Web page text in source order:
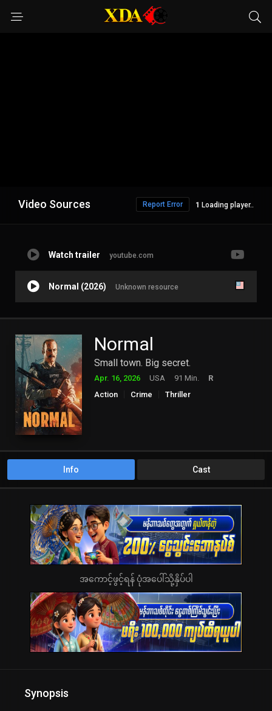
Video Sources Loading player..
Report Error
Watch trailer youtube.com
Normal (2026) Unknown resource
Normal
Small town. Big secret.
Apr. 16, 2026 USA 91 Min.
R
Action
Crime Thriller
Info Cast
အကောင့်ဖွင့်ရန် ပုံအပေါ်သို့နှိပ်ပါ
Synopsis